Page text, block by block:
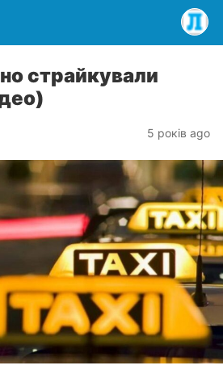
страйкували
5 років ago